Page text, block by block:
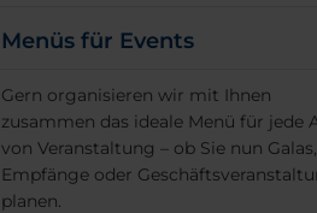
Menüs für Events
Gern organisieren wir mit Ihnen
zusammen das ideale Menü für jede
von Veranstaltung – ob Sie nun Galas,
Empfänge oder
planen.